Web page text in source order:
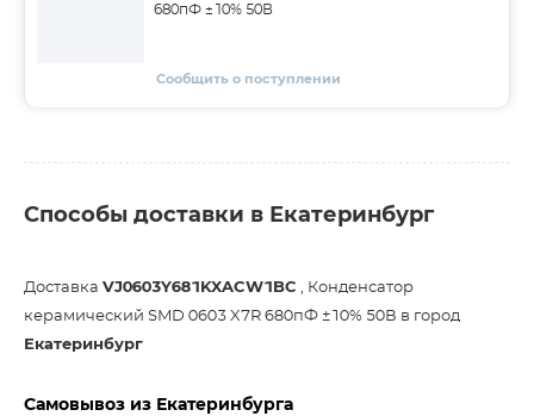
680пФ ±10% 50В
Сообщить о поступлении
Способы доставки в Екатеринбург
Доставка VJ0603Y681KXACW1BC , Конденсатор
керамический SMD 0603 X7R 680пФ ±10% 50В в город
Екатеринбург
Самовывоз из Екатеринбурга